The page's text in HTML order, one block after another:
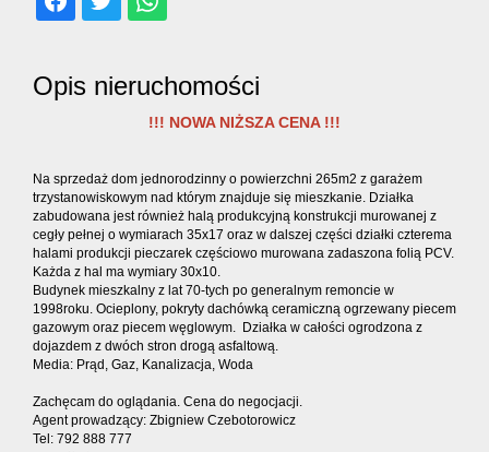
Opis nieruchomości
!!! NOWA NIŻSZA CENA !!!
Na sprzedaż dom jednorodzinny o powierzchni 265m2 z garażem
trzystanowiskowym nad którym znajduje się mieszkanie. Działka
zabudowana jest również halą produkcyjną konstrukcji murowanej z
cegły pełnej o wymiarach 35x17 oraz w dalszej części działki czterema
halami produkcji pieczarek częściowo murowana zadaszona folią PCV.
Każda z hal ma wymiary 30x10.
Budynek mieszkalny z lat 70-tych po generalnym remoncie w
1998roku. Ocieplony, pokryty dachówką ceramiczną ogrzewany piecem
gazowym oraz piecem węglowym. Działka w całości ogrodzona z
dojazdem z dwóch stron drogą asfaltową.
Media: Prąd, Gaz, Kanalizacja, Woda
Zachęcam do oglądania. Cena do negocjacji.
Agent prowadzący: Zbigniew Czebotorowicz
Tel: 792 888 777